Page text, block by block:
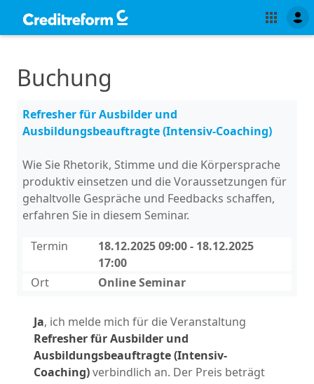
Buchung
Refresher für Ausbilder und
Ausbildungsbeauftragte (Intensiv-Coaching)
Wie Sie Rhetorik, Stimme und die Körpersprache
produktiv einsetzen und die Voraussetzungen für
gehaltvolle Gespräche und Feedbacks schaffen,
erfahren Sie in diesem Seminar.
Termin
18.12.2025 09:00 - 18.12.2025
17:00
Ort
Online Seminar
Ja, ich melde mich für die Veranstaltung
Refresher für Ausbilder und
Ausbildungsbeauftragte (Intensiv-
Coaching)verbindlich an. Der Preis beträgt